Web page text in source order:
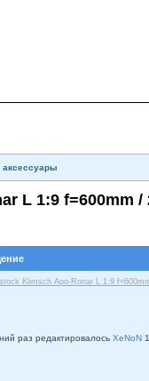
L 1:9 f=600mm /
Klimsch Apo-Ronar L 1:9
раз редактировалось XeNoN